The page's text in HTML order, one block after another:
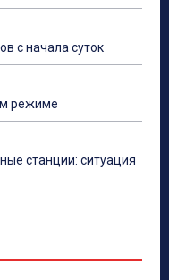
с начала суток
режиме
станции: ситуация